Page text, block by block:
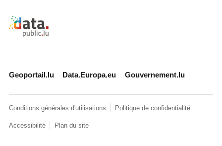
Retour à l'accueil de data.public.lu
Geoportail.lu Data.Europa.eu Gouvernement.lu
Conditions générales d'utilisations Politique de confidentialité
Accessibilité Plan du site